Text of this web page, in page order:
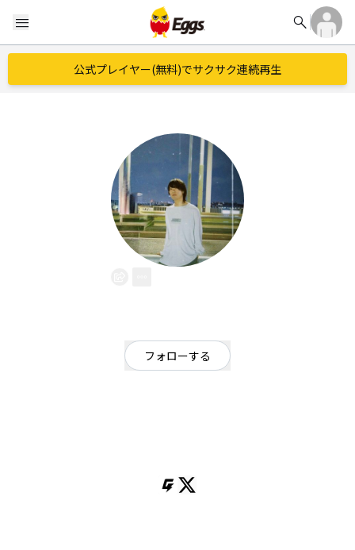
menu search
公式プレイヤー(無料)でサクサク連続再生
フォローする